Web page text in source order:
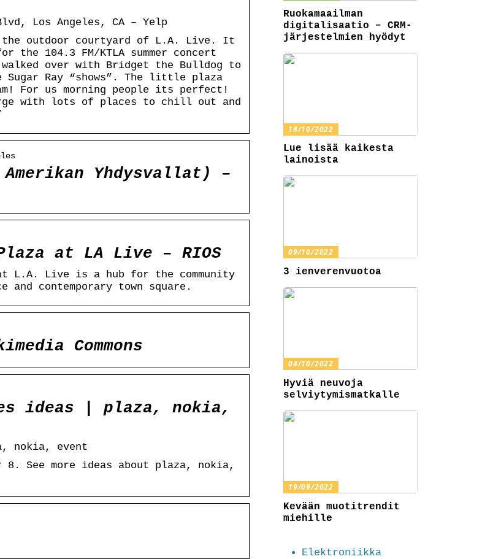
Los Angeles, CA – Yelp
the outdoor courtyard of L.A. Live. It
104.3 FM/KTLA summer concert
over with Bridget the Bulldog to
Sugar Ray “shows”. The little plaza
For us morning people its perfect!
with lots of places to chill out and
Yhdysvallat) –
at LA Live – RIOS
L.A. Live is a hub for the community
contemporary town square.
Commons
ideas | plaza, nokia,
nokia, event
8. See more ideas about plaza, nokia,
Ruokamaailman
digitalisaatio – CRM-
järjestelmien hyödyt
18/10/2022
Lue lisää kaikesta
lainoista
09/10/2022
3 ienverenvuotoa
04/10/2022
Hyviä neuvoja
selviytymismatkalle
19/09/2022
Kevään muotitrendit
miehille
Elektroniikka